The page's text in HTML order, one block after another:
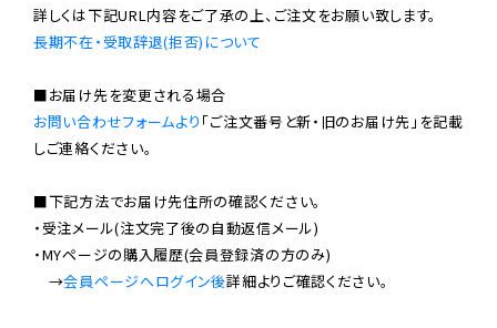
長期不在・受取辞退(拒否)について
お問い合わせフォームより 「ご注文番号と新・旧のお届け先」を記載
しご連絡ください。
■下記方法でお届け先住所の確認ください。
・受注メール(注文完了後の自動返信メール)
・MYページの購入履歴(会員登録済の方のみ)
→会員ページへログイン後詳細よりご確認ください。